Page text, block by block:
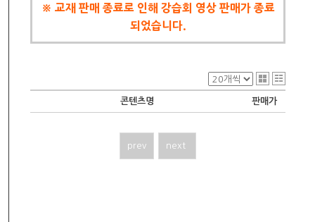
※ 교재 판매 종료로 인해 강습회 영상 판매가 종료
되었습니다.
콘텐츠명 판매가
prev next